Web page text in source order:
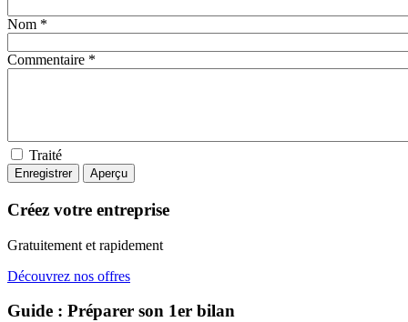
Nom *
Commentaire *
Traité
Créez votre entreprise
Gratuitement et rapidement
Découvrez nos offres
Guide : Préparer son 1er bilan